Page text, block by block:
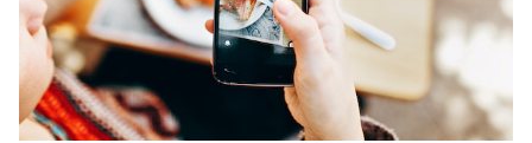
サボンのプレゼントが嬉しくない＆重
い評判は本当？年齢層は？